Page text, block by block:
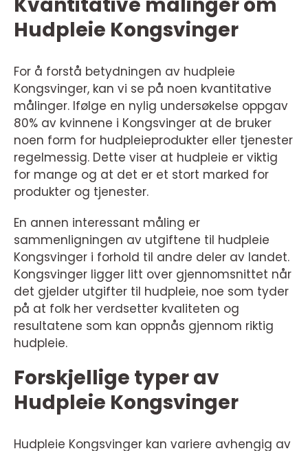
Hudpleie Kongsvinger
For å forstå betydningen av hudpleie
Kongsvinger, kan vi se på noen kvantitative
målinger. Ifølge en nylig undersøkelse oppgav
80% av kvinnene i Kongsvinger at de bruker
noen form for hudpleieprodukter eller tjenester
regelmessig. Dette viser at hudpleie er viktig
for mange og at det er et stort marked for
produkter og tjenester.
En annen interessant måling er
sammenligningen av utgiftene til hudpleie
Kongsvinger i forhold til andre deler av landet.
Kongsvinger ligger litt over gjennomsnittet når
det gjelder utgifter til hudpleie, noe som tyder
på at folk her verdsetter kvaliteten og
resultatene som kan oppnås gjennom riktig
hudpleie.
Forskjellige typer av
Hudpleie Kongsvinger
Hudpleie Kongsvinger kan variere avhengig av